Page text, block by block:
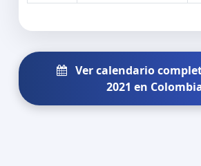
Ver calendario
2021 en